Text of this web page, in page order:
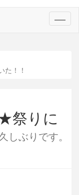
！！
祭りに
しぶりです。